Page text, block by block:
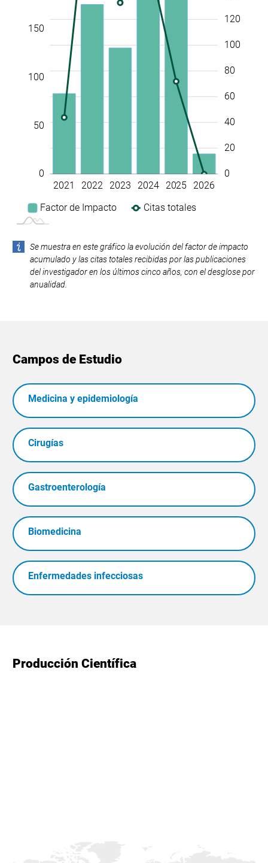
0
50
100
150
0
20
40
60
80
100
120
2021 2022 2023 2024 2025
2026
Factor de Impacto
Citas totales
Se muestra en este gráfico la evolución del factor de impacto
acumulado y las citas totales recibidas por las publicaciones
del investigador en los últimos cinco años, con el desglose por
anualidad.
Campos de Estudio
Medicina y epidemiología
Cirugías
Gastroenterología
Biomedicina
Enfermedades infecciosas
Producción Científica